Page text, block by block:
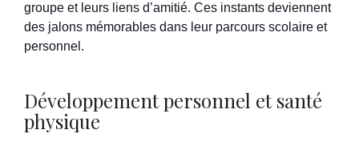
groupe et leurs liens d’amitié. Ces instants deviennent
des jalons mémorables dans leur parcours scolaire et
personnel.
Développement personnel et santé
physique